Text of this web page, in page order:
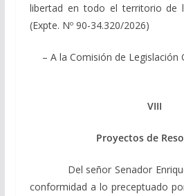
libertad en todo el territorio de
(Expte. Nº 90-34.320/2026)
– A la Comisión de Legislación
VIII
Proyectos de
Del señor Senador Enrique
conformidad a lo preceptuado